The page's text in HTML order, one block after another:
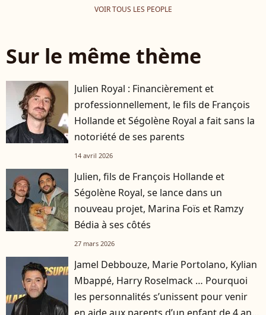
VOIR TOUS LES PEOPLE
Sur le même thème
Julien Royal : Financièrement et
professionnellement, le fils de François
Hollande et Ségolène Royal a fait sans la
notoriété de ses parents
14 avril 2026
Julien, fils de François Hollande et
Ségolène Royal, se lance dans un
nouveau projet, Marina Foïs et Ramzy
Bédia à ses côtés
27 mars 2026
Jamel Debbouze, Marie Portolano, Kylian
Mbappé, Harry Roselmack … Pourquoi
les personnalités s’unissent pour venir